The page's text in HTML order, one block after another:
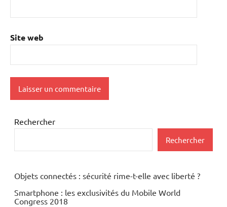
Site web
Rechercher
Rechercher
Objets connectés : sécurité rime-t-elle avec liberté ?
Smartphone : les exclusivités du Mobile World
Congress 2018